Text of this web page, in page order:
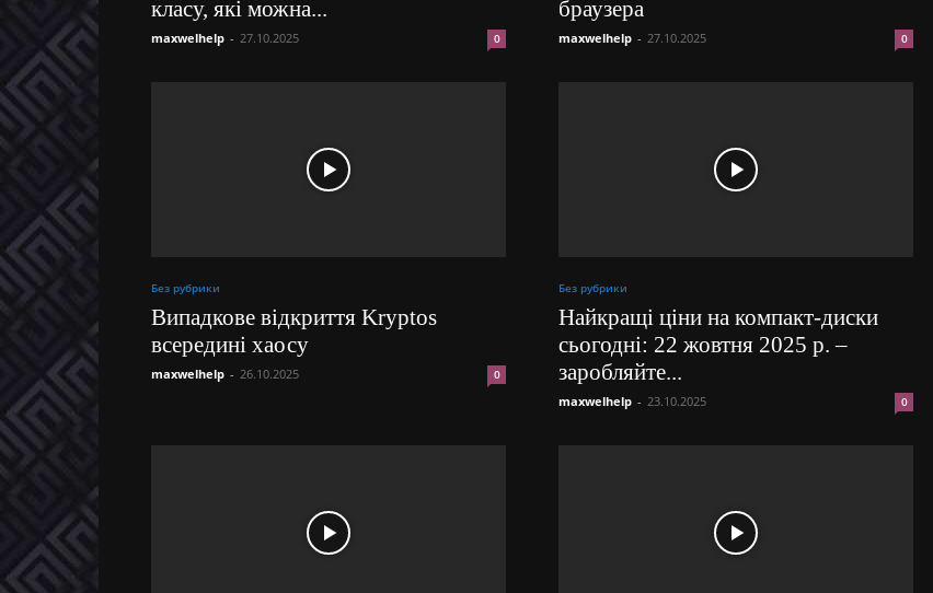
класу, які можна...
maxwelhelp - 27.10.2025 0
браузера
maxwelhelp - 27.10.2025 0
Без рубрики
Випадкове відкриття Kryptos
всередині хаосу
maxwelhelp - 26.10.2025 0
Без рубрики
Найкращі ціни на компакт-диски
сьогодні: 22 жовтня 2025 р. –
заробляйте...
maxwelhelp - 23.10.2025 0